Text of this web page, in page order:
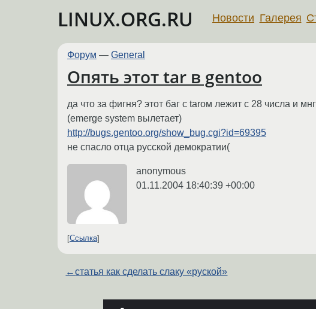
LINUX.ORG.RU Новости Галерея
Форум — General
Опять этот tar в gentoo
да что за фигня? этот баг с tarом лежит с 28 числа и
(emerge system вылетает)
http://bugs.gentoo.org/show_bug.cgi?id=69395
не спасло отца русской демократии(
anonymous
01.11.2004 18:40:39 +00:00
Ссылка
←статья как сделать слаку «руской»